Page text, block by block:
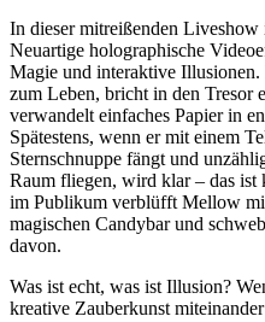
In dieser mitreißenden Liveshow
Neuartige holographische
Magie und interaktive
zum Leben, bricht in den Tresor
verwandelt einfaches Papier in
Spätestens, wenn er mit einem
Sternschnuppe fängt und
Raum fliegen, wird klar – das
im Publikum verblüfft Mellow
magischen Candybar und
davon.
Was ist echt, was ist Illusion?
kreative Zauberkunst